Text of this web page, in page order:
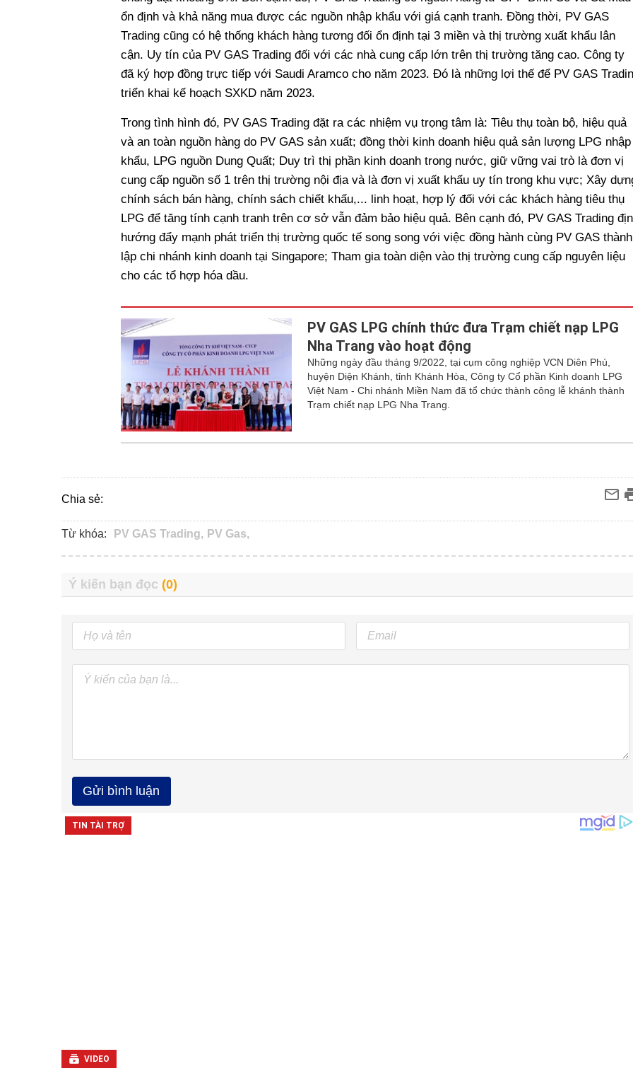
ổn định và khả năng mua được các nguồn nhập khẩu với giá cạnh tranh. Đồng thời, PV GAS
Trading cũng có hệ thống khách hàng tương đối ổn định tại 3 miền và thị trường xuất khẩu lân
cận. Uy tín của PV GAS Trading đối với các nhà cung cấp lớn trên thị trường tăng cao. Công ty
đã ký hợp đồng trực tiếp với Saudi Aramco cho năm 2023. Đó là những lợi thế để PV GAS
triển khai kế hoạch SXKD năm 2023.
Trong tình hình đó, PV GAS Trading đặt ra các nhiệm vụ trọng tâm là: Tiêu thụ toàn bộ, hiệu quả
và an toàn nguồn hàng do PV GAS sản xuất; đồng thời kinh doanh hiệu quả sản lượng LPG nhập
khẩu, LPG nguồn Dung Quất; Duy trì thị phần kinh doanh trong nước, giữ vững vai trò là đơn vị
cung cấp nguồn số 1 trên thị trường nội địa và là đơn vị xuất khẩu uy tín trong khu vực; Xây
chính sách bán hàng, chính sách chiết khấu,... linh hoạt, hợp lý đối với các khách hàng tiêu thụ
LPG để tăng tính cạnh tranh trên cơ sở vẫn đảm bảo hiệu quả. Bên cạnh đó, PV GAS Trading
hướng đẩy mạnh phát triển thị trường quốc tế song song với việc đồng hành cùng PV GAS thành
lập chi nhánh kinh doanh tại Singapore; Tham gia toàn diện vào thị trường cung cấp nguyên liệu
cho các tổ hợp hóa dầu.
PV GAS LPG chính thức đưa Trạm chiết nạp LPG
Nha Trang vào hoạt động
Những ngày đầu tháng 9/2022, tại cụm công nghiệp VCN Diên Phú,
huyện Diện Khánh, tỉnh Khánh Hòa, Công ty Cổ phần Kinh doanh LPG
Việt Nam - Chi nhánh Miền Nam đã tổ chức thành công lễ khánh thành
Trạm chiết nạp LPG Nha Trang.
Chia sẻ:
Từ khóa: PV GAS Trading, PV Gas,
VIDEO